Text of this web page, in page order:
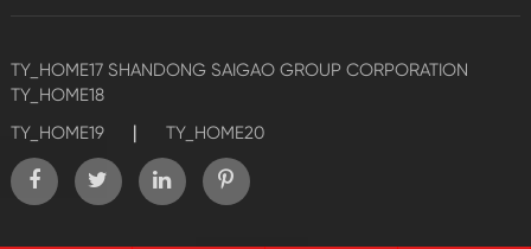
TY_HOME17 SHANDONG SAIGAO GROUP CORPORATION
TY_HOME18
TY_HOME19
| TY_HOME20